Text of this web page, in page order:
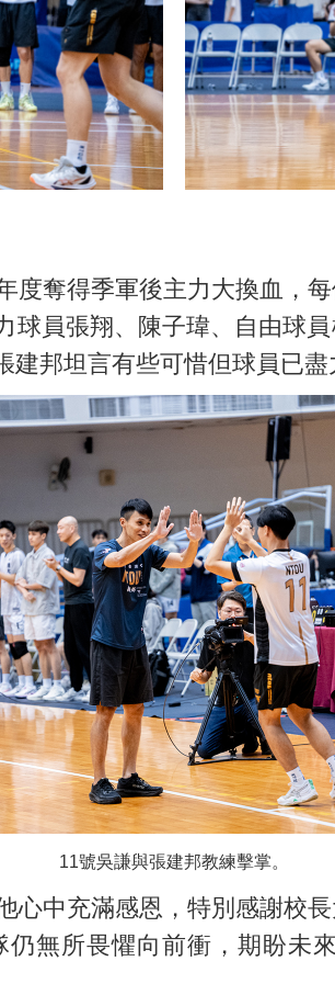
奪得季軍後主力大換血，
球員張翔、陳子瑋、自由球
邦坦言有些可惜但球員已盡
11號吳謙與張建邦教練擊掌。
中充滿感恩，特別感謝校
無所畏懼向前衝，期盼未